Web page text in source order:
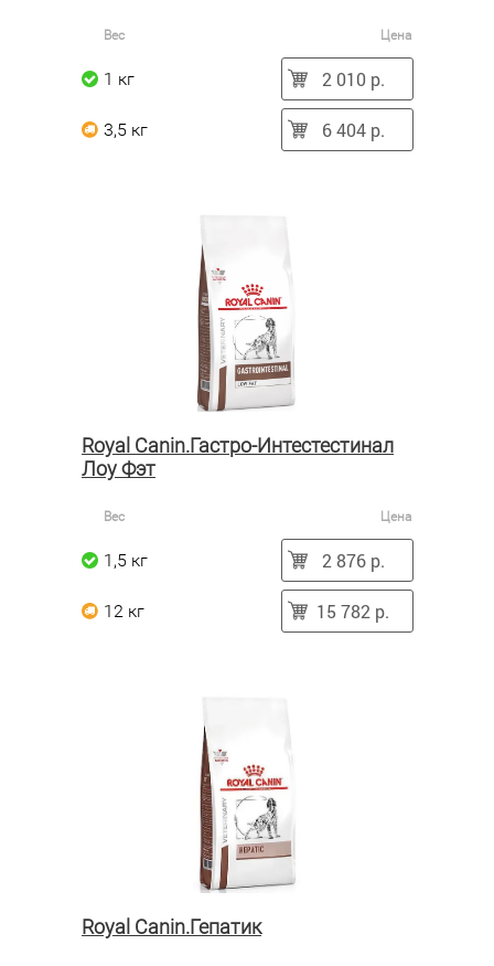
Вес Цена
1 кг 2 010 р.
3,5 кг 6 404 р.
Royal Canin.Гастро-Интестестинал
Лоу Фэт
Вес Цена
1,5 кг 2 876 р.
12 кг 15 782 р.
Royal Canin.Гепатик